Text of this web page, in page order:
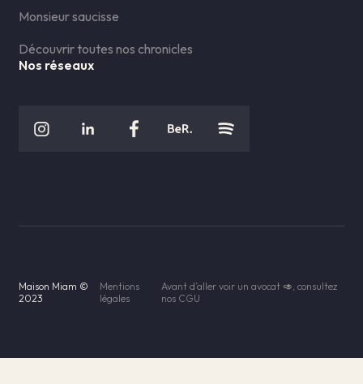
Monsieur saucisse
Découvrir toutes nos chronicles
Nos réseaux
Maison Miam ©
2023
Mentions
légales
Avant d’aller voir un avocat 🥑, consultez
nos CGU